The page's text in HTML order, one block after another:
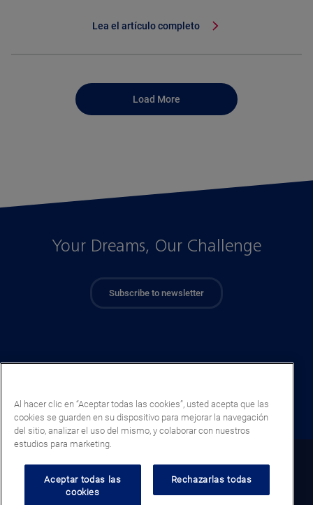
Lea el artículo completo
Load More
Your Dreams, Our Challenge
Subscribe to newsletter
Uruguay (ES)
Legal notice
Al hacer clic en “Aceptar todas las cookies”, usted acepta que las
cookies se guarden en su dispositivo para mejorar la navegación
del sitio, analizar el uso del mismo, y colaborar con nuestros
estudios para marketing.
Aceptar todas las
cookies
Rechazarlas todas